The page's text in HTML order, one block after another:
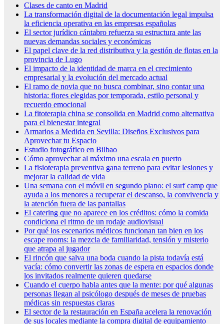
Clases de canto en Madrid
La transformación digital de la documentación legal impulsa
la eficiencia operativa en las empresas españolas
El sector jurídico cántabro refuerza su estructura ante las
nuevas demandas sociales y económicas
El papel clave de la red distributiva y la gestión de flotas en la
provincia de Lugo
El impacto de la identidad de marca en el crecimiento
empresarial y la evolución del mercado actual
El ramo de novia que no busca combinar, sino contar una
historia: flores elegidas por temporada, estilo personal y
recuerdo emocional
La fitoterapia china se consolida en Madrid como alternativa
para el bienestar integral
Armarios a Medida en Sevilla: Diseños Exclusivos para
Aprovechar tu Espacio
Estudio fotográfico en Bilbao
Cómo aprovechar al máximo una escala en puerto
La fisioterapia preventiva gana terreno para evitar lesiones y
mejorar la calidad de vida
Una semana con el móvil en segundo plano: el surf camp que
ayuda a los menores a recuperar el descanso, la convivencia y
la atención fuera de las pantallas
El catering que no aparece en los créditos: cómo la comida
condiciona el ritmo de un rodaje audiovisual
Por qué los escenarios médicos funcionan tan bien en los
escape rooms: la mezcla de familiaridad, tensión y misterio
que atrapa al jugador
El rincón que salva una boda cuando la pista todavía está
vacía: cómo convertir las zonas de espera en espacios donde
los invitados realmente quieren quedarse
Cuando el cuerpo habla antes que la mente: por qué algunas
personas llegan al psicólogo después de meses de pruebas
médicas sin respuestas claras
El sector de la restauración en España acelera la renovación
de sus locales mediante la compra digital de equipamiento